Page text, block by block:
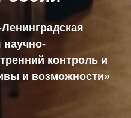
научно-
контроль и
и возможности»